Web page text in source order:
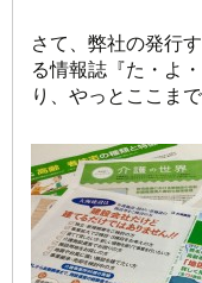
さて、弊社の発行
る情報誌『た・よ
り、やっとここま